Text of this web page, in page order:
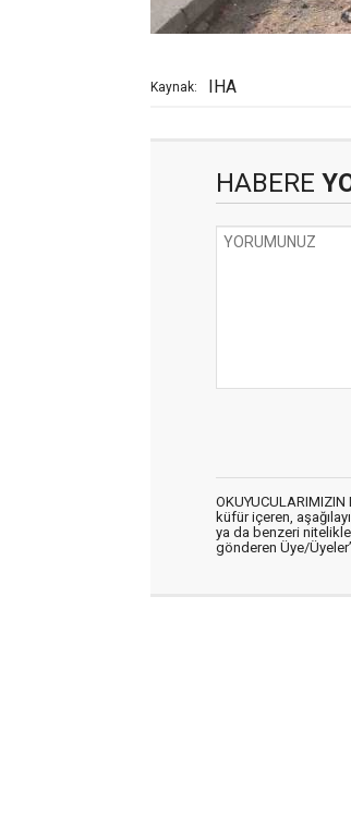
Kaynak: IHA
HABERE
küfür içeren,
ya da benzeri
gönderen Üye/